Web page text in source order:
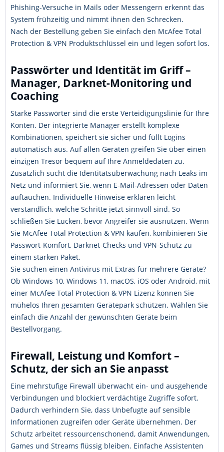
Phishing-Versuche in Mails oder Messengern erkennt das
System frühzeitig und nimmt ihnen den Schrecken.
Nach der Bestellung geben Sie einfach den McAfee Total
Protection & VPN Produktschlüssel ein und legen sofort los.
Passwörter und Identität im Griff –
Manager, Darknet-Monitoring und
Coaching
Starke Passwörter sind die erste Verteidigungslinie für Ihre
Konten. Der integrierte Manager erstellt komplexe
Kombinationen, speichert sie sicher und füllt Logins
automatisch aus. Auf allen Geräten greifen Sie über einen
einzigen Tresor bequem auf Ihre Anmeldedaten zu.
Zusätzlich sucht die Identitätsüberwachung nach Leaks im
Netz und informiert Sie, wenn E-Mail-Adressen oder Daten
auftauchen. Individuelle Hinweise erklären leicht
verständlich, welche Schritte jetzt sinnvoll sind. So
schließen Sie Lücken, bevor Angreifer sie ausnutzen. Wenn
Sie McAfee Total Protection & VPN kaufen, kombinieren Sie
Passwort-Komfort, Darknet-Checks und VPN-Schutz zu
einem starken Paket.
Sie suchen einen Antivirus mit Extras für mehrere Geräte?
Ob Windows 10, Windows 11, macOS, iOS oder Android, mit
einer McAfee Total Protection & VPN Lizenz können Sie
mühelos Ihren gesamten Gerätepark schützen. Wählen Sie
einfach die Anzahl der gewünschten Geräte beim
Bestellvorgang.
Firewall, Leistung und Komfort –
Schutz, der sich an Sie anpasst
Eine mehrstufige Firewall überwacht ein- und ausgehende
Verbindungen und blockiert verdächtige Zugriffe sofort.
Dadurch verhindern Sie, dass Unbefugte auf sensible
Informationen zugreifen oder Geräte übernehmen. Der
Schutz arbeitet ressourcenschonend, damit Anwendungen,
Games und Streams flüssig bleiben. Einfache Assistenten